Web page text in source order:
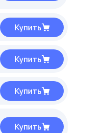
Купить
Купить
Купить
Купить